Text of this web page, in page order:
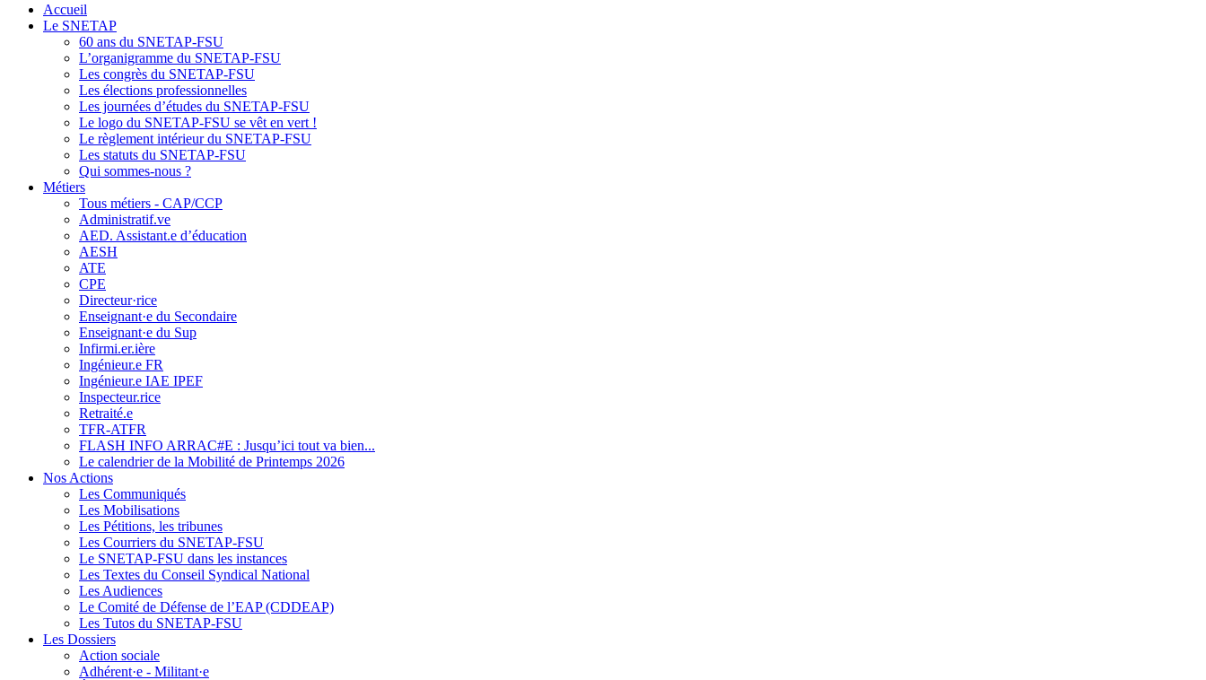
Accueil
Le SNETAP
60 ans du SNETAP-FSU
L’organigramme du SNETAP-FSU
Les congrès du SNETAP-FSU
Les élections professionnelles
Les journées d’études du SNETAP-FSU
Le logo du SNETAP-FSU se vêt en vert !
Le règlement intérieur du SNETAP-FSU
Les statuts du SNETAP-FSU
Qui sommes-nous ?
Métiers
Tous métiers - CAP/CCP
Administratif.ve
AED. Assistant.e d’éducation
AESH
ATE
CPE
Directeur·rice
Enseignant·e du Secondaire
Enseignant·e du Sup
Infirmi.er.ière
Ingénieur.e FR
Ingénieur.e IAE IPEF
Inspecteur.rice
Retraité.e
TFR-ATFR
FLASH INFO ARRAC#E : Jusqu’ici tout va bien...
Le calendrier de la Mobilité de Printemps 2026
Nos Actions
Les Communiqués
Les Mobilisations
Les Pétitions, les tribunes
Les Courriers du SNETAP-FSU
Le SNETAP-FSU dans les instances
Les Textes du Conseil Syndical National
Les Audiences
Le Comité de Défense de l’EAP (CDDEAP)
Les Tutos du SNETAP-FSU
Les Dossiers
Action sociale
Adhérent·e - Militant·e